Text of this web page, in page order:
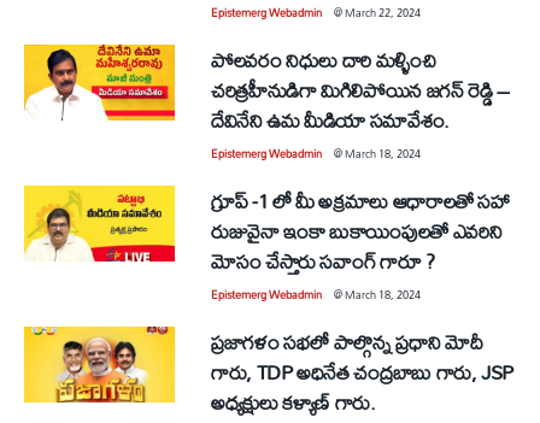
Epistemerg Webadmin @March 22, 2024
పోలవరం నిధులు దారి మళ్ళించి
చరిత్రహీనుడిగా మిగిలిపోయిన జగన్ రెడ్డి –
దేవినేని ఉమ మీడియా సమావేశం.
Epistemerg Webadmin @March 18, 2024
గ్రూప్ -1 లో మీ అక్రమాలు ఆధారాలతో సహా
రుజువైనా ఇంకా బుకాయింపులతో ఎవరిని
మోసం చేస్తారు సవాంగ్ గారూ ?
Epistemerg Webadmin @March 18, 2024
ప్రజాగళం సభలో పాల్గొన్న ప్రధాని మోదీ
గారు, TDP అధినేత చంద్రబాబు గారు, JSP
అధ్యక్షులు కళ్యాణ్ గారు.